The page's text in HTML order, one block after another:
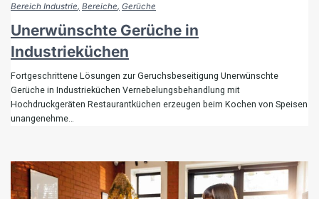
Bereich Industrie Bereiche Gerüche
Unerwünschte Gerüche in
Industrieküchen
Fortgeschrittene Lösungen zur Geruchsbeseitigung Unerwünschte
Gerüche in Industrieküchen Vernebelungsbehandlung mit
Hochdruckgeräten Restaurantküchen erzeugen beim Kochen von Speisen
unangenehme…